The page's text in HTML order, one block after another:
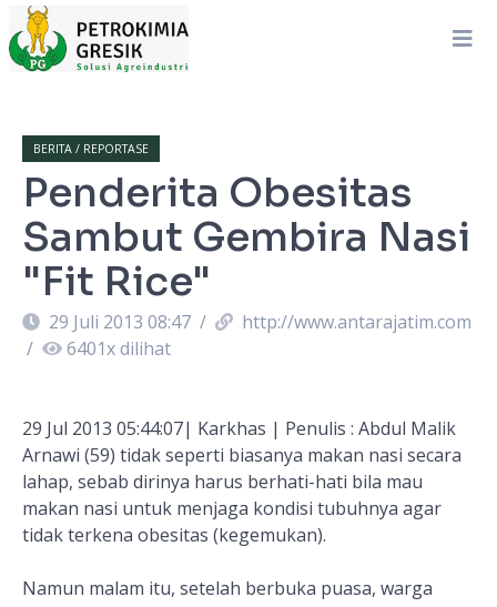
BERITA / REPORTASE
Penderita Obesitas
Sambut Gembira Nasi
"Fit Rice"
29 Juli 2013 08:47 /
http://www.antarajatim.com
/
6401x dilihat
29 Jul 2013 05:44:07| Karkhas | Penulis : Abdul Malik
Arnawi (59) tidak seperti biasanya makan nasi secara
lahap, sebab dirinya harus berhati-hati bila mau
makan nasi untuk menjaga kondisi tubuhnya agar
tidak terkena obesitas (kegemukan).
Namun malam itu, setelah berbuka puasa, warga